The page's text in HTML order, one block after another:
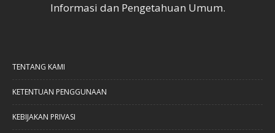
Informasi dan Pengetahuan Umum.
TENTANG KAMI
KETENTUAN PENGGUNAAN
KEBIJAKAN PRIVASI